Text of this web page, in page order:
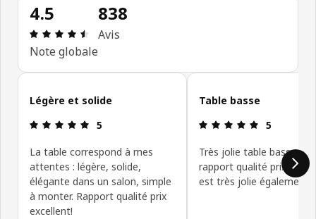
4.5
Avis: 4.5 sur 5 étoiles Nombre total d'avis: 838
Note globale
838
Avis
Ignorer les avis clients
Légère et solide
Avis: 5 sur 5 étoiles
5
La table correspond à mes
attentes : légère, solide,
élégante dans un salon, simple
à monter. Rapport qualité prix
excellent!
Table basse
Avis: 5 sur
5
Très jolie table basse ,
rapport qualité prix La
est très jolie également